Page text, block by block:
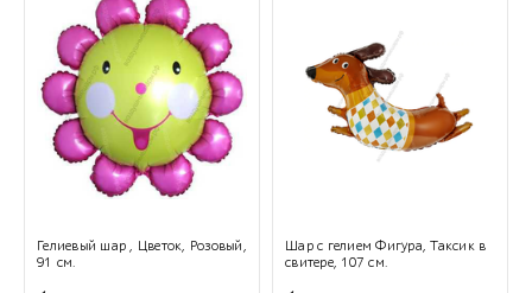
Гелиевый шар , Цветок, Розовый,
91 см.
Шар с гелием Фигура, Таксик в
свитере, 107 см.